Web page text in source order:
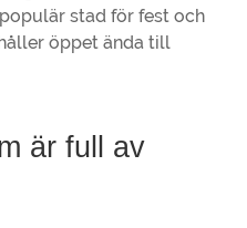
stad för fest och
öppet ända till
är full av